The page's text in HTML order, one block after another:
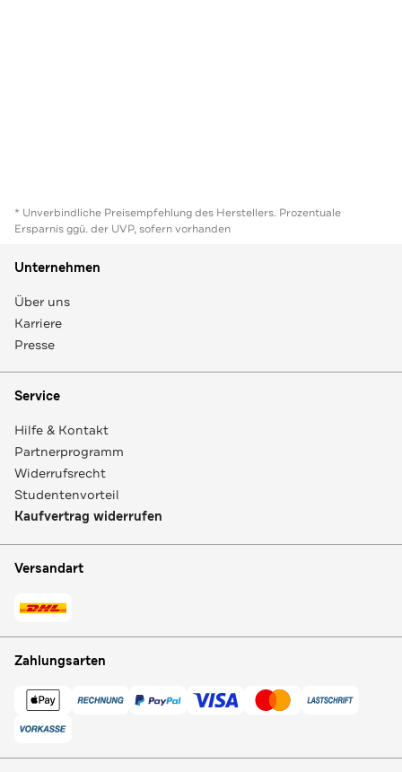
* Unverbindliche Preisempfehlung des Herstellers. Prozentuale
Ersparnis ggü. der UVP, sofern vorhanden
Unternehmen
Über uns
Karriere
Presse
Service
Hilfe & Kontakt
Partnerprogramm
Widerrufsrecht
Studentenvorteil
Kaufvertrag widerrufen
Versandart
Zahlungsarten